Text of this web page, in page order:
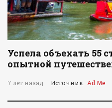
Успела объехать 55
опытной
7 лет назад Источник: Ad.Me